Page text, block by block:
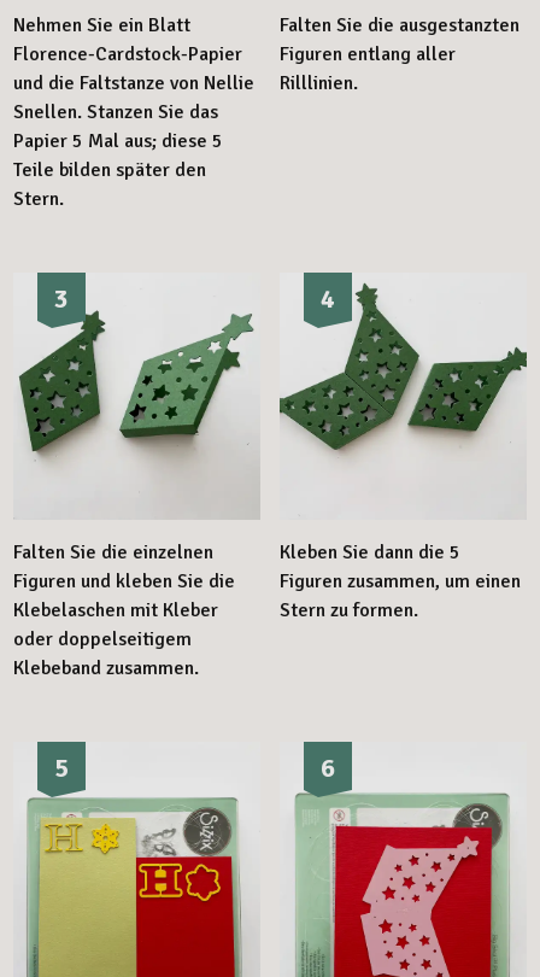
Nehmen Sie ein Blatt
Florence-Cardstock-Papier
und die Faltstanze von Nellie
Snellen. Stanzen Sie das
Papier 5 Mal aus; diese 5
Teile bilden später den
Stern.
Falten Sie die ausgestanzten
Figuren entlang aller
Rilllinien.
3
Falten Sie die einzelnen
Figuren und kleben Sie die
Klebelaschen mit Kleber
oder doppelseitigem
Klebeband zusammen.
4
Kleben Sie dann die 5
Figuren zusammen, um einen
Stern zu formen.
5 6